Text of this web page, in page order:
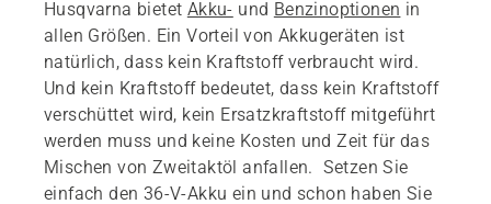
Husqvarna bietet Akku- und Benzinoptionen in
allen Größen. Ein Vorteil von Akkugeräten ist
natürlich, dass kein Kraftstoff verbraucht wird.
Und kein Kraftstoff bedeutet, dass kein Kraftstoff
verschüttet wird, kein Ersatzkraftstoff mitgeführt
werden muss und keine Kosten und Zeit für das
Mischen von Zweitaktöl anfallen. Setzen Sie
einfach den 36-V-Akku ein und schon haben Sie